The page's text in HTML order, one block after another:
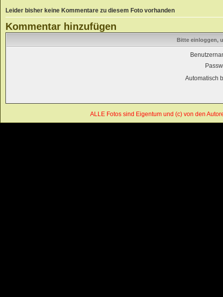
Leider bisher keine Kommentare zu diesem Foto vorhanden
Kommentar hinzufügen
Bitte einloggen,
Automatisch
ALLE Fotos sind Eigentum und (c) von den